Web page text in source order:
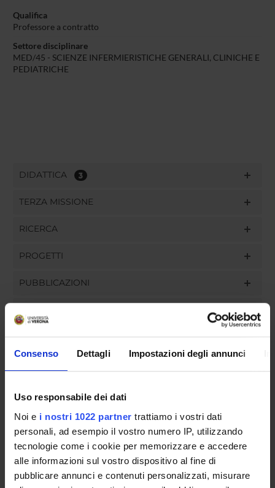
Consenso Dettagli Impostazioni degli annunci
Uso responsabile dei dati
Noi e i nostri 1022 partner trattiamo i vostri dati
personali, ad esempio il vostro numero IP, utilizzando
tecnologie come i cookie per memorizzare e accedere
alle informazioni sul vostro dispositivo al fine di
pubblicare annunci e contenuti personalizzati, misurare
Qualifica
Professore a contratto
Settore disciplinare
MED/45 - SCIENZE INFERMIERISTICHE GENERALI, CLINICHE E
PEDIATRICHE
DIDATTICA 3
TERZA MISSIONE
RICERCA
PROGETTI
PUBBLICAZIONI
GOVERNANCE
COMMISSIONI
UFFICI E STRUTTURE DI SERVIZIO
SERVIZI DI SEGRETERIA STUDENTI